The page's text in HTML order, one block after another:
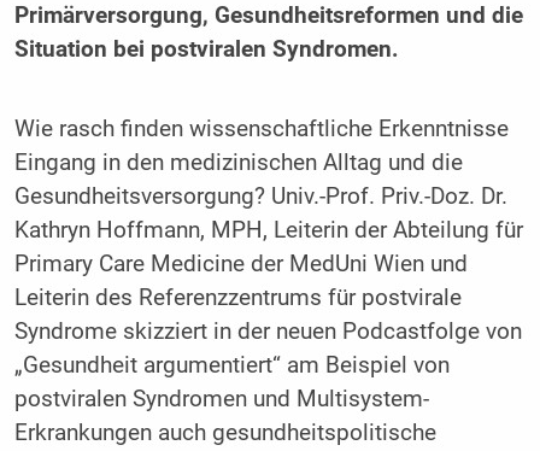
Primärversorgung, Gesundheitsreformen und die
Situation bei postviralen Syndromen.
Wie rasch finden wissenschaftliche Erkenntnisse
Eingang in den medizinischen Alltag und die
Gesundheitsversorgung? Univ.-Prof. Priv.-Doz. Dr.
Kathryn Hoffmann, MPH, Leiterin der Abteilung für
Primary Care Medicine der MedUni Wien und
Leiterin des Referenzzentrums für postvirale
Syndrome skizziert in der neuen Podcastfolge von
„Gesundheit argumentiert“ am Beispiel von
postviralen Syndromen und Multisystem-
Erkrankungen auch gesundheitspolitische